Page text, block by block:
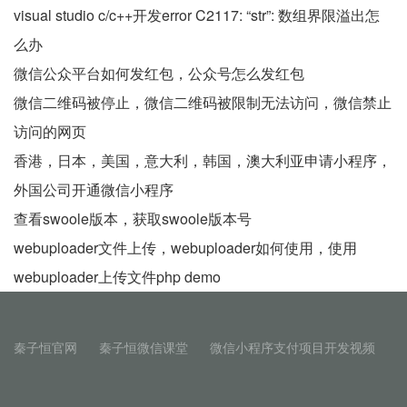
visual studio c/c++开发error C2117: “str”: 数组界限溢出怎
么办
微信公众平台如何发红包，公众号怎么发红包
微信二维码被停止，微信二维码被限制无法访问，微信禁止
访问的网页
香港，日本，美国，意大利，韩国，澳大利亚申请小程序，
外国公司开通微信小程序
查看swoole版本，获取swoole版本号
webuploader文件上传，webuploader如何使用，使用
webuploader上传文件php demo
秦子恒官网 秦子恒微信课堂 微信小程序支付项目开发视频